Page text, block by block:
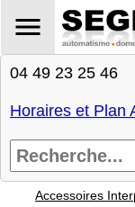
04 49 23 25 46
Horaires et Plan
Accessoires